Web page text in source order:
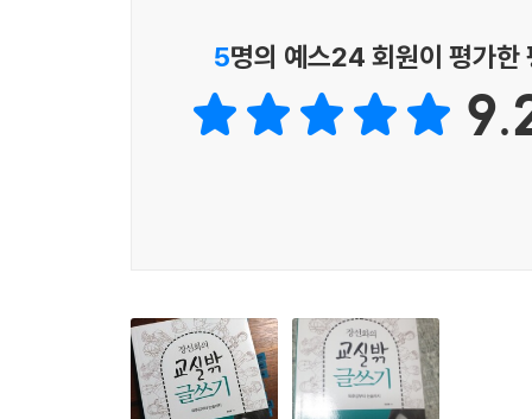
퇴고하는 과정을 그대로 담아서 강의 현장의 생생
둘째, 신문기사, 칼럼, 에세이, 논술문, 연설문 등
잘 쓴 글을 많이 읽는 것이 많이 쓰는 것 못지않게
이 책을 더 효과적으로 활용할 수 있는 팁! 이 책을
하는지 알아야 고쳐 나갈 수도, 보완해 나갈 수도
글쓰기 실력을 늘릴 수 있는 최고의 방법은 무엇
완성하면 더욱 좋다. 그런 다음 책에서 말한 글쓰
5명의 예스24 회원이 평가한